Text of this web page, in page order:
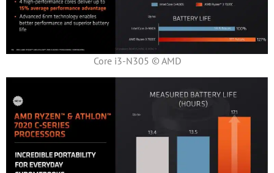
Core i3-N305 © AMD